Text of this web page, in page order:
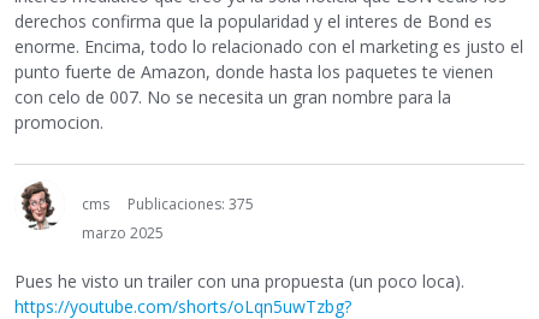
derechos confirma que la popularidad y el interes de Bond es
enorme. Encima, todo lo relacionado con el marketing es justo el
punto fuerte de Amazon, donde hasta los paquetes te vienen
con celo de 007. No se necesita un gran nombre para la
promocion.
cms
Publicaciones: 375
marzo 2025
Pues he visto un trailer con una propuesta (un poco loca).
https://youtube.com/shorts/oLqn5uwTzbg?